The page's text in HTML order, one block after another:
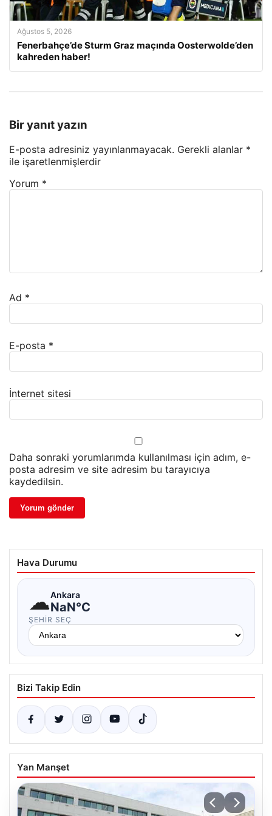
Ağustos 5, 2026
Fenerbahçe’de Sturm Graz maçında Oosterwolde’den
kahreden haber!
Bir yanıt yazın
E-posta adresiniz yayınlanmayacak. Gerekli alanlar *
ile işaretlenmişlerdir
Yorum *
Ad *
E-posta *
İnternet sitesi
Daha sonraki yorumlarımda kullanılması için adım, e-
posta adresim ve site adresim bu tarayıcıya
kaydedilsin.
Hava Durumu
☁Ankara
NaN°C
ŞEHIR SEÇ
Bizi Takip Edin
Yan Manşet